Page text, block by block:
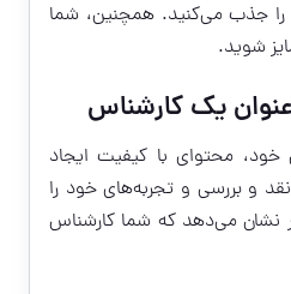
را جذب می‌کنید. همچنین، شما
شوید.
یک کارشناس
خود، محتوای با کیفیت ایجاد
و بررسی و تجربه‌های خود را
نشان می‌دهد که شما کارشناس